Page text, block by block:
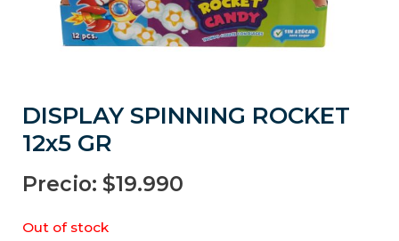
DISPLAY SPINNING ROCKET
12x5 GR
Precio: $19.990
Out of stock